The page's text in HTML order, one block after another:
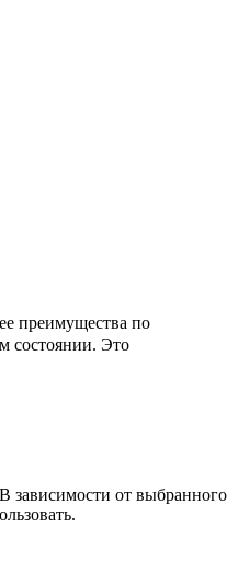
преимущества по
состоянии. Это
зависимости от выбранного